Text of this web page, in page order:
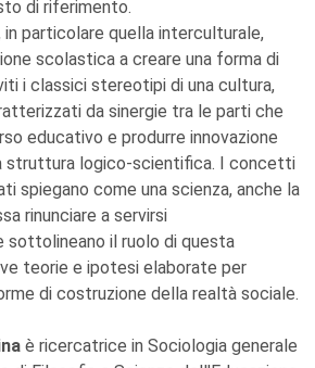
di riferimento.
in particolare quella interculturale,
scolastica a creare una forma di
i classici stereotipi di una cultura,
da sinergie tra le parti che
educativo e produrre innovazione
struttura logico-scientifica. I concetti
spiegano come una scienza, anche la
rinunciare a servirsi
sottolineano il ruolo di questa
teorie e ipotesi elaborate per
di costruzione della realtà sociale.
è ricercatrice in Sociologia generale